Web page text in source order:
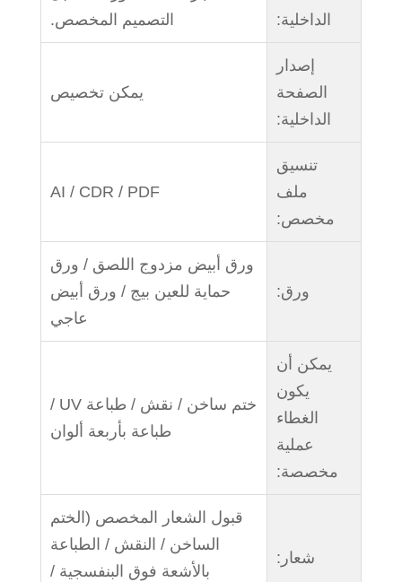
الداخلية:
التصميم المخصص.
إصدار
الصفحة
الداخلية:
يمكن تخصيص
تنسيق
ملف
مخصص:
AI / CDR / PDF
ورق:
ورق أبيض مزدوج اللصق / ورق
حماية للعين بيج / ورق أبيض
عاجي
يمكن أن
يكون
الغطاء
عملية
مخصصة:
ختم ساخن / نقش / طباعة UV /
طباعة بأربعة ألوان
شعار:
قبول الشعار المخصص (الختم
الساخن / النقش / الطباعة
بالأشعة فوق البنفسجية /